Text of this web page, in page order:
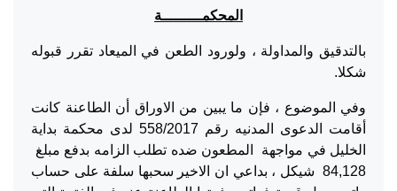
المحكمـــــــــة
بالتدقيق والمداولة ، ولورود الطعن في الميعاد تقرر قبوله
شكلا.
وفي الموضوع ، فإن ما يبين من الاوراق أن الطاعنة كانت
أقامت الدعوى المدنيه رقم 558/2017 لدى محكمة بداية
الخليل في مواجهة المطعون ضده تطلب الزامه بدفع مبلغ
84,128 شيكل ، بداعي ان الاخير سحبها سلفة على حساب